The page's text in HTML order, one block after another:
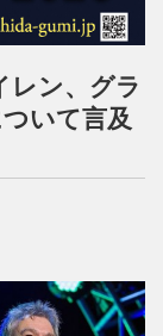
a
v
i
g
a
o
レン、グラ
いて言及